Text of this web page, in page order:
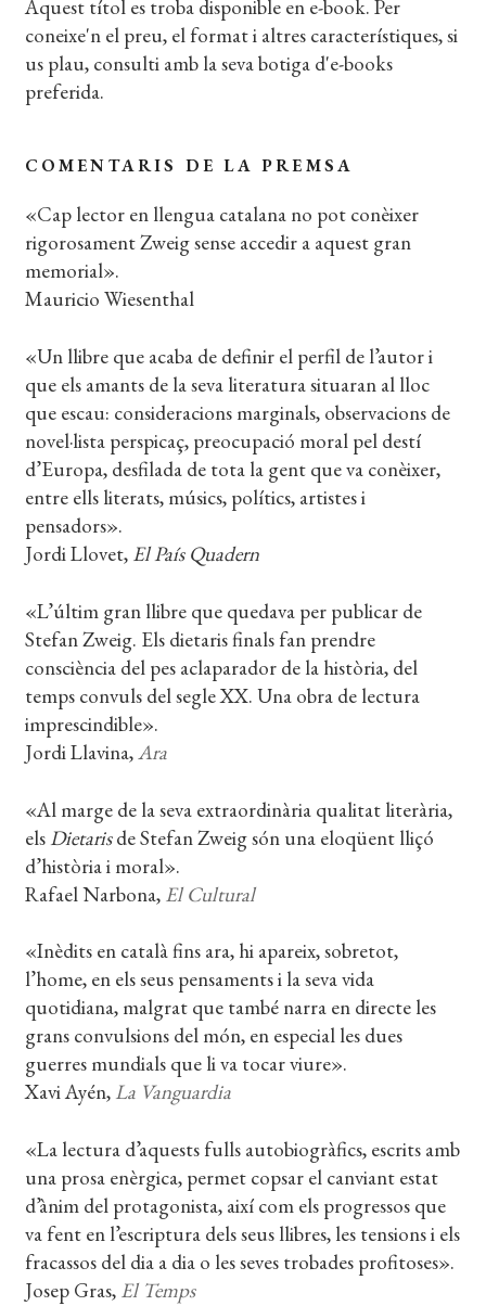
Aquest títol es troba disponible en e-book. Per
coneixe'n el preu, el format i altres característiques, si
us plau, consulti amb la seva botiga d'e-books
preferida.
COMENTARIS DE LA PREMSA
«Cap lector en llengua catalana no pot conèixer
rigorosament Zweig sense accedir a aquest gran
memorial».
Mauricio Wiesenthal
«Un llibre que acaba de definir el perfil de l’autor i
que els amants de la seva literatura situaran al lloc
que escau: consideracions marginals, observacions de
novel·lista perspicaç, preocupació moral pel destí
d’Europa, desfilada de tota la gent que va conèixer,
entre ells literats, músics, polítics, artistes i
pensadors».
Jordi Llovet, El País Quadern
«L’últim gran llibre que quedava per publicar de
Stefan Zweig. Els dietaris finals fan prendre
consciència del pes aclaparador de la història, del
temps convuls del segle XX. Una obra de lectura
imprescindible».
Jordi Llavina,Ara
«Al marge de la seva extraordinària qualitat literària,
elsDietarisde Stefan Zweig són una eloqüent lliçó
d’història i moral».
Rafael Narbona, El Cultural
«Inèdits en català fins ara, hi apareix, sobretot,
l’home, en els seus pensaments i la seva vida
quotidiana, malgrat que també narra en directe les
grans convulsions del món, en especial les dues
guerres mundials que li va tocar viure».
Xavi Ayén, La Vanguardia
«La lectura d’aquests fulls autobio­gràfics, escrits amb
una prosa enèrgica, permet copsar el canviant estat
d’ànim del protagonista, així com els progres­sos que
va fent en l’escriptura dels seus llibres, les tensions i els
fracassos del dia a dia o les seves trobades profitoses».
Josep Gras, El Temps